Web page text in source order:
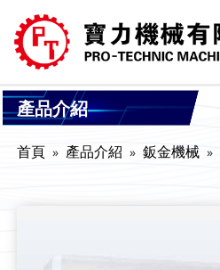
產品介紹
首頁 產品介紹 鈑金機械